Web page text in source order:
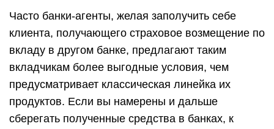
Часто банки-агенты, желая заполучить себе
клиента, получающего страховое возмещение по
вкладу в другом банке, предлагают таким
вкладчикам более выгодные условия, чем
предусматривает классическая линейка их
продуктов. Если вы намерены и дальше
сберегать полученные средства в банках, к